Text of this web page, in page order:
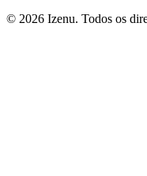
© 2026 Izenu. Todos os